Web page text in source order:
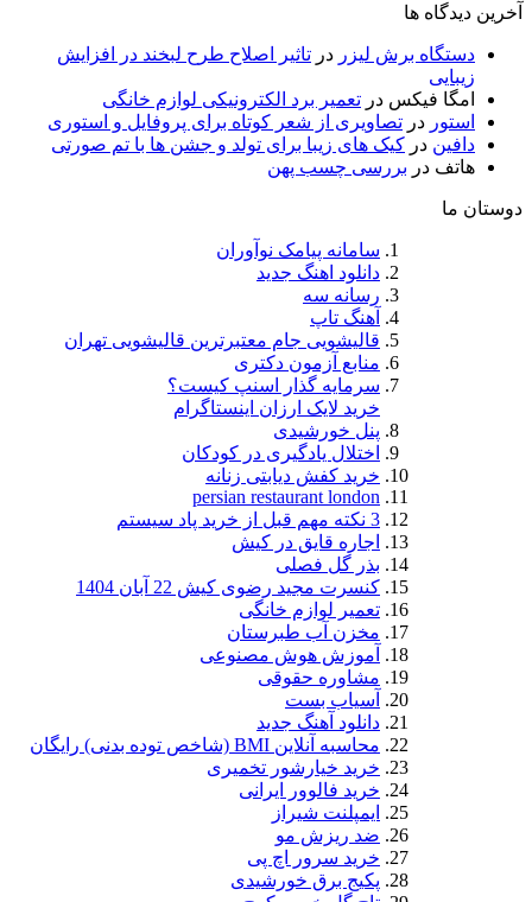
آخرین دیدگاه ها
دستگاه برش لیزر در تاثیر اصلاح طرح لبخند در افزایش
زیبایی
امگا فیکس در تعمیر برد الکترونیکی لوازم خانگی
استور در تصاویری از شعر کوتاه برای پروفایل و استوری
دافین در کیک های زیبا برای تولد و جشن ها با تم صورتی
هاتف در بررسی چسب پهن
دوستان ما
سامانه پیامک نوآوران
دانلود اهنگ جدید
رسانه سه
آهنگ تاپ
قالیشویی جام معتبرترین قالیشویی تهران
منابع آزمون دکتری
سرمایه گذار اسنپ کیست؟
خرید لایک ارزان اینستاگرام
پنل خورشیدی
اختلال یادگیری در کودکان
خرید کفش دیابتی زنانه
persian restaurant london
3 نکته مهم قبل از خرید پاد سیستم
اجاره قایق در کیش
بذر گل فصلی
کنسرت مجید رضوی کیش 22 آبان 1404
تعمیر لوازم خانگی
مخزن آب طبرستان
آموزش هوش مصنوعی
مشاوره حقوقی
آسیاب بست
دانلود آهنگ جدید
محاسبه آنلاین BMI (شاخص توده بدنی) رایگان
خرید خیارشور تخمیری
خرید فالوور ایرانی
ایمپلنت شیراز
ضد ریزش مو
خرید سرور اچ پی
پکیج برق خورشیدی